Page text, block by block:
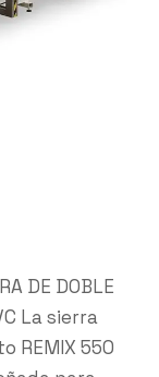
DE DOBLE
La sierra
REMIX 550